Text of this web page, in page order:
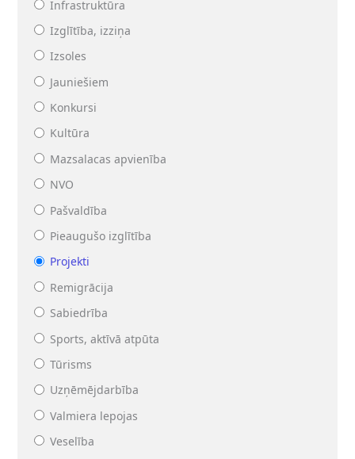
Infrastruktūra
Izglītība, izziņa
Izsoles
Jauniešiem
Konkursi
Kultūra
Mazsalacas apvienība
NVO
Pašvaldība
Pieaugušo izglītība
Projekti
Remigrācija
Sabiedrība
Sports, aktīvā atpūta
Tūrisms
Uzņēmējdarbība
Valmiera lepojas
Veselība